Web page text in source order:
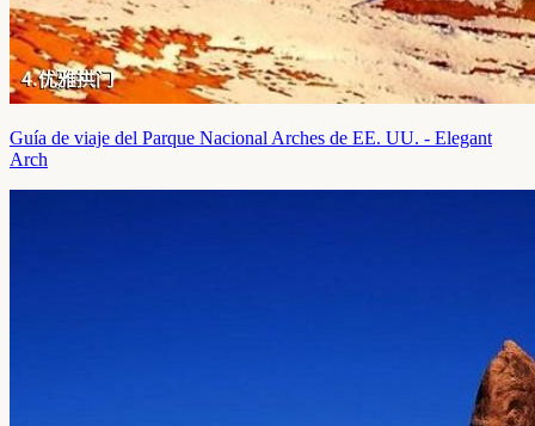
Guía de viaje del Parque Nacional Arches de EE. UU. - Elegant
Arch